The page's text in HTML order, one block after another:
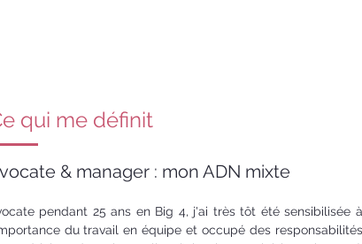
qui me définit
& manager : mon ADN mixte
pendant 25 ans en Big 4, j'ai très tôt été sensibilisée à
du travail en équipe et occupé des responsabilités